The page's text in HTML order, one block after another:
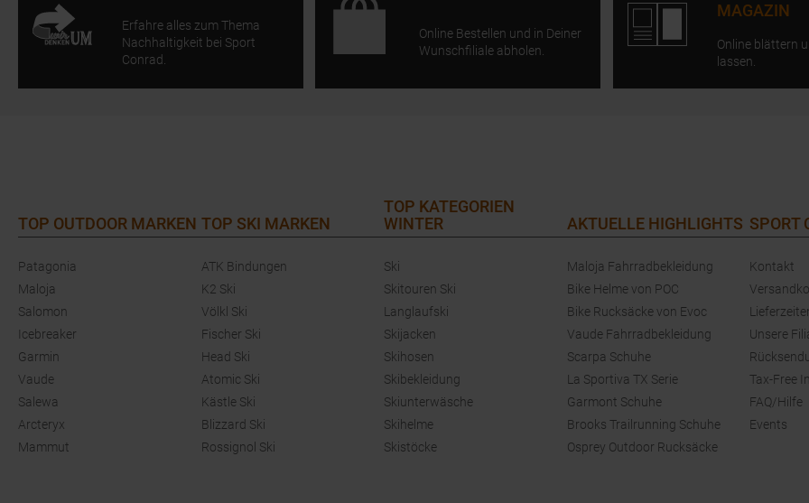
Erfahre alles zum Thema
Nachhaltigkeit bei Sport
Conrad.
Online Bestellen und in Deiner
Wunschfiliale abholen.
MAGAZIN
Online blättern
lassen.
TOP OUTDOOR MARKEN
Patagonia
Maloja
Salomon
Icebreaker
Garmin
Vaude
Salewa
Arcteryx
Mammut
TOP SKI MARKEN
ATK Bindungen
K2 Ski
Völkl Ski
Fischer Ski
Head Ski
Atomic Ski
Kästle Ski
Blizzard Ski
Rossignol Ski
TOP KATEGORIEN
WINTER
Ski
Skitouren Ski
Langlaufski
Skijacken
Skihosen
Skibekleidung
Skiunterwäsche
Skihelme
Skistöcke
AKTUELLE HIGHLIGHTS
Maloja Fahrradbekleidung
Bike Helme von POC
Bike Rucksäcke von Evoc
Vaude Fahrradbekleidung
Scarpa Schuhe
La Sportiva TX Serie
Garmont Schuhe
Brooks Trailrunning Schuhe
Osprey Outdoor Rucksäcke
SPORT
Kontakt
Unsere
Tax-Free
FAQ/Hilfe
Events